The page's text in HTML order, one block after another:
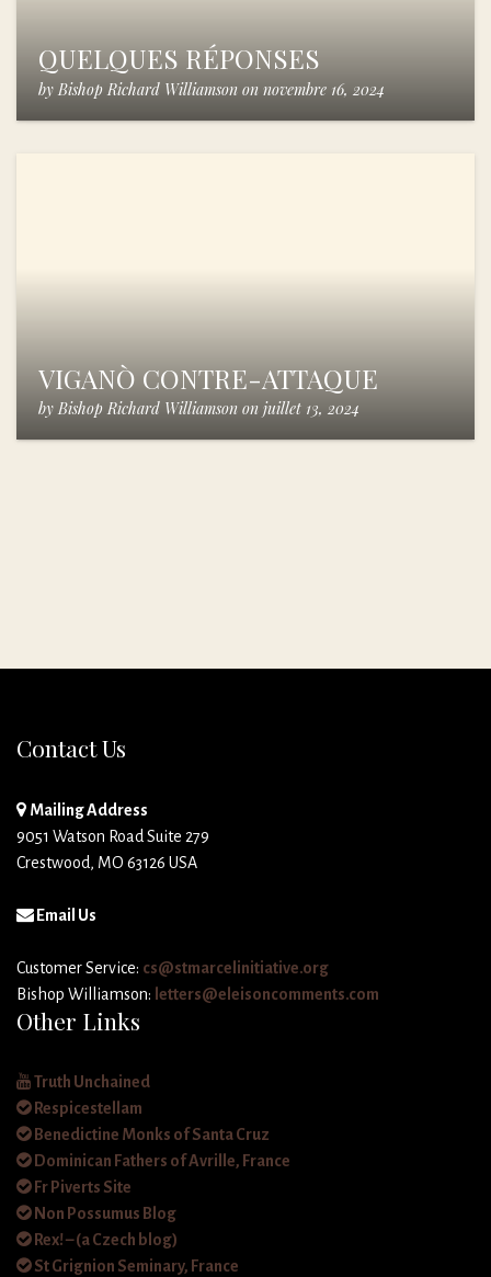
QUELQUES RÉPONSES
by Bishop Richard Williamson on novembre 16, 2024
VIGANÒ CONTRE-ATTAQUE
by Bishop Richard Williamson on juillet 13, 2024
Contact Us
Mailing Address
9051 Watson Road Suite 279
Crestwood, MO 63126 USA
Email Us
Customer Service: cs@stmarcelinitiative.org
Bishop Williamson: letters@eleisoncomments.com
Other Links
Truth Unchained
Respicestellam
Benedictine Monks of Santa Cruz
Dominican Fathers of Avrille, France
Fr Piverts Site
Non Possumus Blog
Rex! – (a Czech blog)
St Grignion Seminary, France